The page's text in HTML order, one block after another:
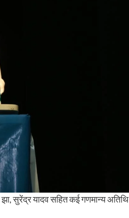
सुरेंद्र यादव सहित कई गणमान्य अतिथि